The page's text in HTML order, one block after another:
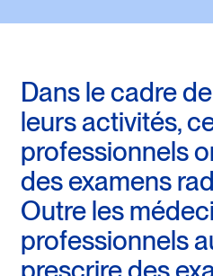
Dans le cadre
leurs activités,
professionnels
des examens
Outre les
professionnels